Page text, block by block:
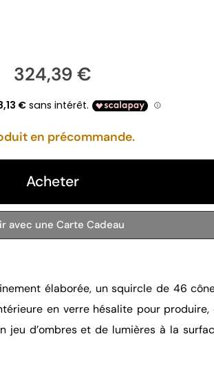
324,39 €
en précommande.
Acheter
avec une Carte Cadeau
élaborée, un squircle de 46
en verre hésalite pour produire,
jeu d’ombres et de lumières à la